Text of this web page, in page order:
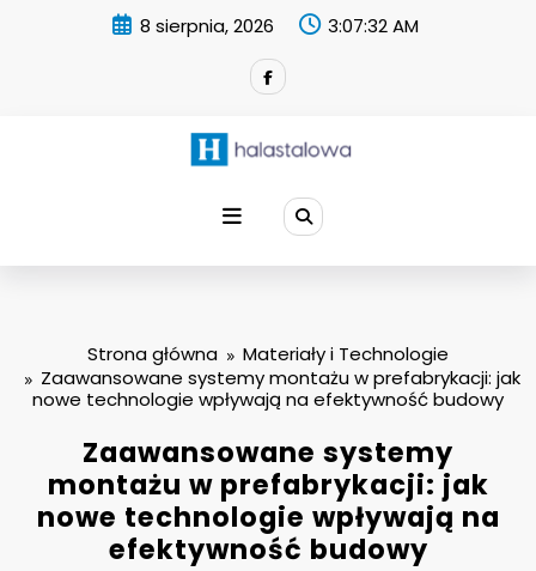
8 sierpnia, 2026 3:07:33 AM
Strona główna
Materiały i Technologie
Zaawansowane systemy montażu w prefabrykacji: jak
nowe technologie wpływają na efektywność budowy
Zaawansowane systemy
montażu w prefabrykacji: jak
nowe technologie wpływają na
efektywność budowy